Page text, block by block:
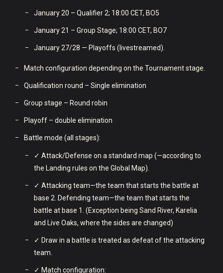
January 20 – Qualifier 2; 18:00 CET, BO5
January 21 – Group Stage; 18:00 CET, BO7
January 27/28 — Playoffs (livestreamed).
Match configuration depending on the Tournament stage.
Qualification round – Single elimination
Group stage – Round robin
Playoff – double elimination
Battle mode (all stages):
✓ Attack/Defense on a standard map (—according to
the Landing rules on the Global Map).
✓ Attacking team—the team that starts the battle at
base 2. Defending team—the team that starts the
battle at base 1. (Exception being Sand River, Karelia
and Live Oaks, where the sides are changed)
✓ Draw in a battle is treated as defeat of the attacking
team.
✓ Match configuration: